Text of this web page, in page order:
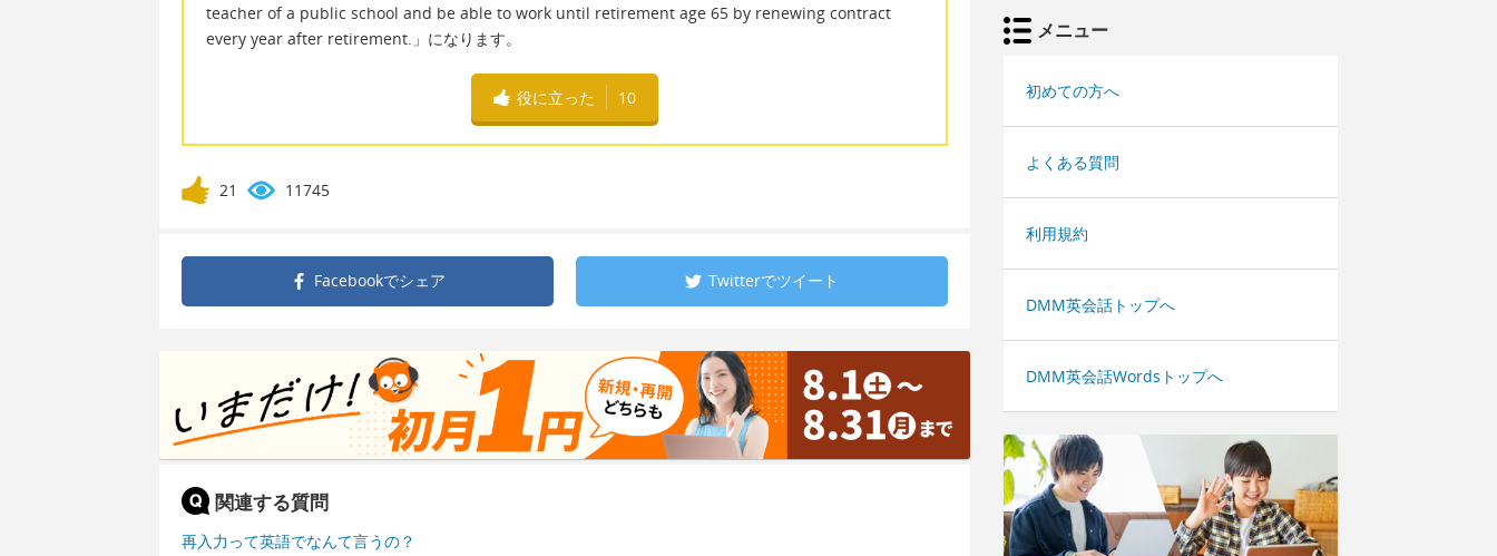
teacher of a public school and be able to work until retirement age 65 by renewing contract
every year after retirement.」になります。
役に立った 10
21 11745
Facebookでシェア Twitterでツイート
関連する質問
再入力って英語でなんて言うの？
メニュー
初めての方へ
よくある質問
利用規約
DMM英会話トップへ
DMM英会話Wordsトップへ